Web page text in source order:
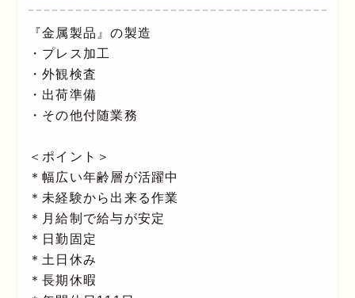
『金属製品』の製造
・プレス加工
・外観検査
・出荷準備
・その他付随業務
＜ポイント＞
＊幅広い年齢層が活躍中
＊未経験から出来る作業
＊月給制で給与が安定
＊日勤固定
＊土日休み
＊長期休暇